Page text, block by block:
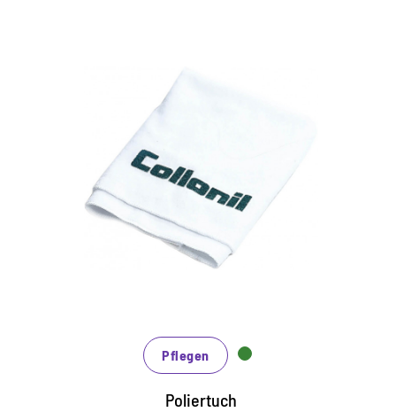
Praktisches Poliertuch
für alle Pflegeprodukte auf glatten
Materialien geeignet
auch zum Polieren als Finish nach
Reinigung und Pflege
waschbar, dadurch lange Lebensdauer
Pflegen
Poliertuch